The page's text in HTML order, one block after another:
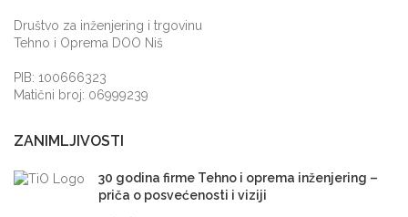
Društvo za inženjering i trgovinu
Tehno i Oprema DOO Niš
PIB: 100666323
Matični broj: 06999239
ZANIMLJIVOSTI
30 godina firme Tehno i oprema inženjering –
priča o posvećenosti i viziji